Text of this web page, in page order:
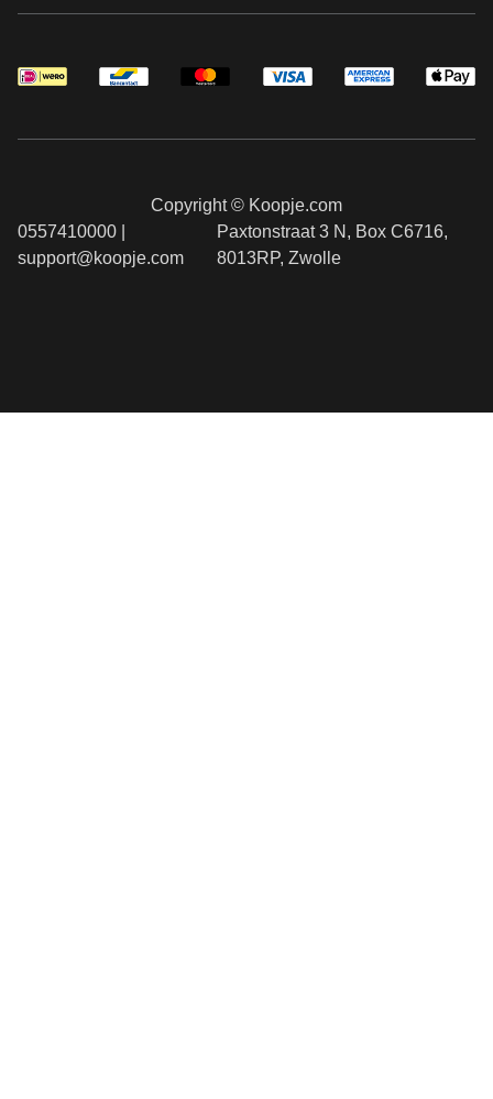
Copyright © Koopje.com
0557410000 |
support@koopje.com
Paxtonstraat 3 N, Box C6716,
8013RP, Zwolle